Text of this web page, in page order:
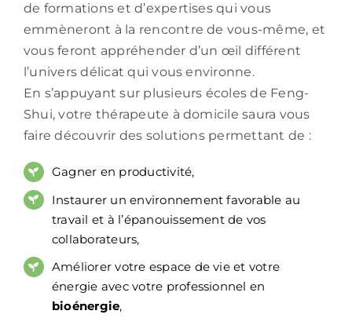
de formations et d’expertises qui vous
emmèneront à la rencontre de vous-même, et
vous feront appréhender d’un œil différent
l’univers délicat qui vous environne.
En s’appuyant sur plusieurs écoles de Feng-
Shui, votre thérapeute à domicile saura vous
faire découvrir des solutions permettant de :
Gagner en productivité,
Instaurer un environnement favorable au
travail et à l’épanouissement de vos
collaborateurs,
Améliorer votre espace de vie et votre
énergie avec votre professionnel en
bioénergie,